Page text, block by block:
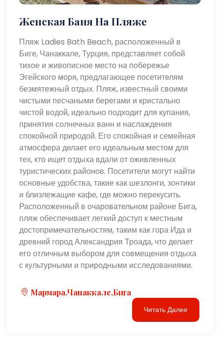
Женская Баня На Пляже
Пляж Ladies Bath Beach, расположенный в
Биге, Чанаккале, Турция, представляет собой
тихое и живописное место на побережье
Эгейского моря, предлагающее посетителям
безмятежный отдых. Пляж, известный своими
чистыми песчаными берегами и кристально
чистой водой, идеально подходит для купания,
принятия солнечных ванн и наслаждения
спокойной природой. Его спокойная и семейная
атмосфера делает его идеальным местом для
тех, кто ищет отдыха вдали от оживленных
туристических районов. Посетители могут найти
основные удобства, такие как шезлонги, зонтики
и близлежащие кафе, где можно перекусить.
Расположенный в очаровательном районе Бига,
пляж обеспечивает легкий доступ к местным
достопримечательностям, таким как гора Ида и
древний город Александрия Троада, что делает
его отличным выбором для совмещения отдыха
с культурными и природными исследованиями.
Мармара,Чанаккале,Бига
Читать Далее